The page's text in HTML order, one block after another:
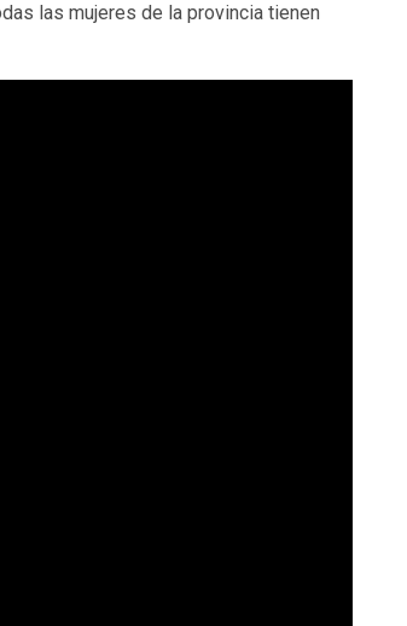
las mujeres de la provincia tienen